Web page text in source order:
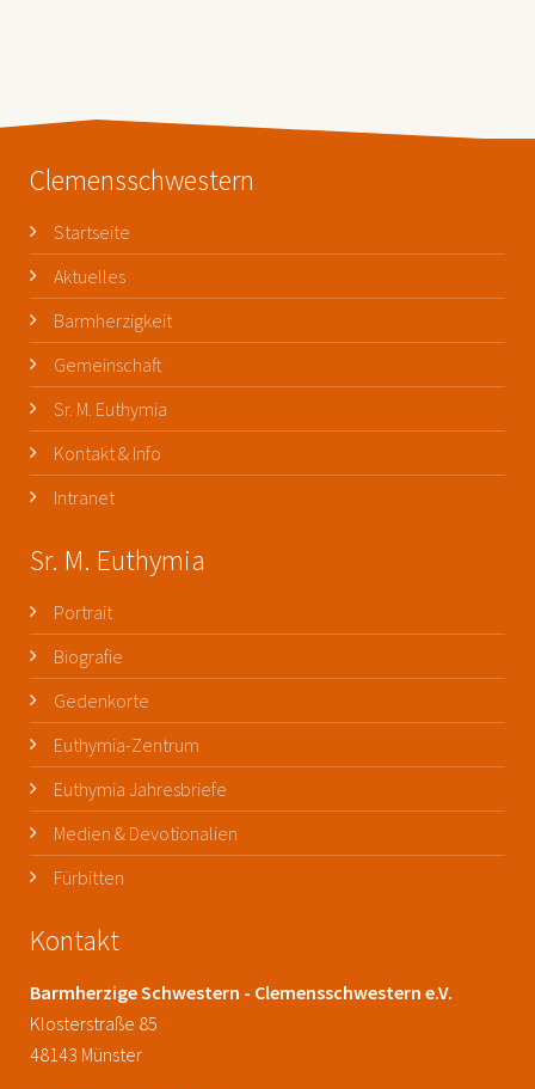
Clemensschwestern
Startseite
Aktuelles
Barmherzigkeit
Gemeinschaft
Sr. M. Euthymia
Kontakt & Info
Intranet
Sr. M. Euthymia
Portrait
Biografie
Gedenkorte
Euthymia-Zentrum
Euthymia Jahresbriefe
Medien & Devotionalien
Fürbitten
Kontakt
Barmherzige Schwestern - Clemensschwestern e.V.
Klosterstraße 85
48143 Münster